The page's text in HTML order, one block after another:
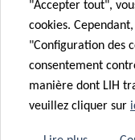
En envoyant
"Accepter tout",
cookies.
"Configuration des
consentement
manière dont LIH
veuillez cliquer sur